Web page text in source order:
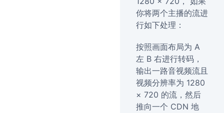
你将两个主播的流进
行如下处理：
按照画面布局为 A
左 B 右进行转码，
输出一路音视频流且
视频分辨率为 1280
× 720 的流，然后
推向一个 CDN 地